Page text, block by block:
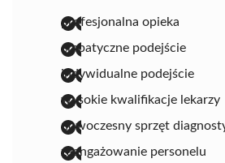
profesjonalna opieka
empatyczne podejście
indywidualne podejście
wysokie kwalifikacje lekarzy
nowoczesny sprzęt
zaangażowanie personelu